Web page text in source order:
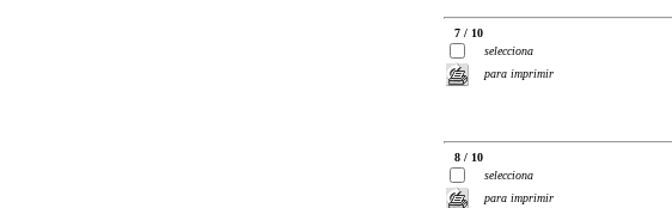
7 / 10
selecciona
para imprimir
8 / 10
selecciona
para imprimir